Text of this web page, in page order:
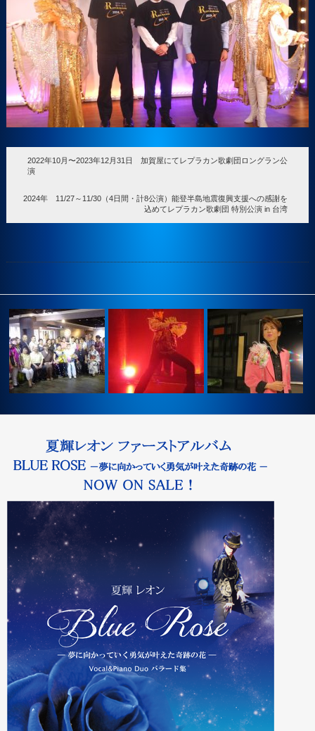
2022年10月〜2023年12月31日 加賀屋にてレプラカン歌劇団ロングラン公
演
2024年 11/27～11/30（4日間・計8公演）能登半島地震復興支援への感謝を
込めてレプラカン歌劇団 特別公演 in 台湾
2017年9月2日 台湾
2015年8月11日アルハムブラ1
人ショ…
2015年7月20日 第1回 夏
ン…